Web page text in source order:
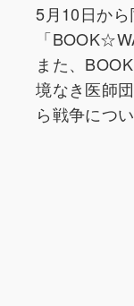
5月10日から
「
また、
境なき医師
ら戦争につ